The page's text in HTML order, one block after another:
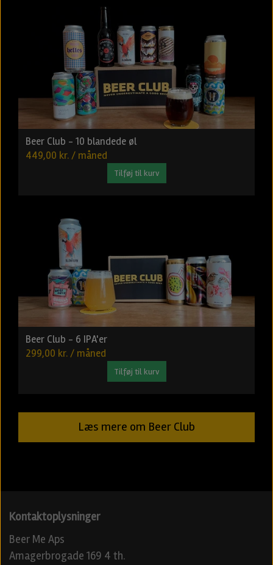
Beer Club - 10 blandede øl
449,00 kr. / måned
Tilføj til kurv
Beer Club - 6 IPA'er
299,00 kr. / måned
Tilføj til kurv
Læs mere om Beer Club
Kontaktoplysninger
Beer Me Aps
Amagerbrogade 169 4 th.